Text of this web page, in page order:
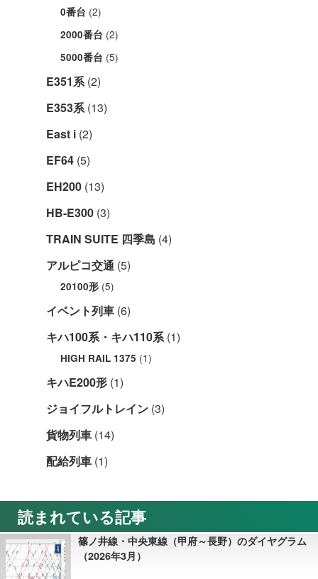
0番台 (2)
2000番台 (2)
5000番台 (5)
E351系(2)
E353系(13)
East i (2)
EF64 (5)
EH200 (13)
HB-E300 (3)
TRAIN SUITE 四季島 (4)
アルピコ交通 (5)
20100形 (5)
イベント列車 (6)
キハ100系・キハ110系(1)
HIGH RAIL 1375 (1)
キハE200形 (1)
ジョイフルトレイン (3)
貨物列車 (14)
配給列車 (1)
読まれている記事
篠ノ井線・中央東線（甲府～長野）のダイヤグラム
（2026年3月）